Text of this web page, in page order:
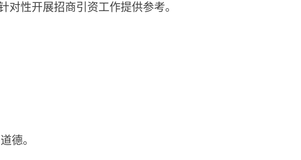
性开展招商引资工作提供参考。
德。